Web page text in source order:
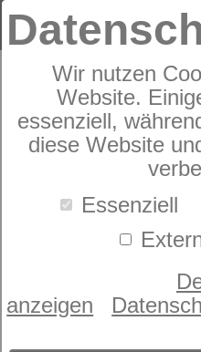
Wir nutzen
Website.
essenziell,
diese Website
Essenziell
anzeigen
Produkte Kinderwelt
Artikelkategorie
Größe
- bitte wählen -